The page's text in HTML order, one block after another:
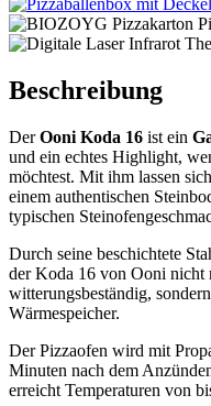
Beschreibung
DerOoni Koda 16 ist ein
und ein echtes Highlight,
möchtest. Mit ihm lassen
einem authentischen
typischen
Durch seine beschichtete
der Koda 16 von Ooni nicht
witterungsbeständig,
Wärmespeicher.
Der Pizzaofen wird mit
Minuten nach dem
erreicht Temperaturen von